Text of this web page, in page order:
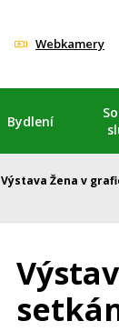
Webkamery
Bydlení
Výstava Žena v